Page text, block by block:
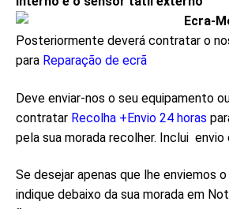
Posteriormente deverá contratar o
para Reparação de ecrã
Deve enviar-nos o seu equipamento
contratar Recolha +Envio 24 horas
pela sua morada recolher. Inclui
Se desejar apenas que lhe enviemos
indique debaixo da sua morada em